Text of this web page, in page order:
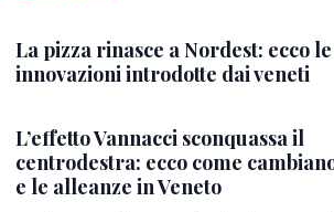
La pizza rinasce a Nordest: ecco le
innovazioni introdotte dai veneti
L’effetto Vannacci sconquassa il
centrodestra: ecco come
e le alleanze in Veneto